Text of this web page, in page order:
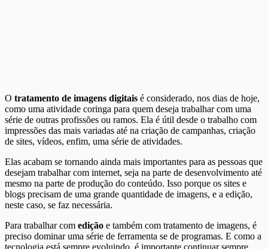
O tratamento de imagens digitais é considerado, nos dias de hoje,
como uma atividade coringa para quem deseja trabalhar com uma
série de outras profissões ou ramos. Ela é útil desde o trabalho com
impressões das mais variadas até na criação de campanhas, criação
de sites, vídeos, enfim, uma série de atividades.
Elas acabam se tornando ainda mais importantes para as pessoas que
desejam trabalhar com internet, seja na parte de desenvolvimento até
mesmo na parte de produção do conteúdo. Isso porque os sites e
blogs precisam de uma grande quantidade de imagens, e a edição,
neste caso, se faz necessária.
Para trabalhar com edição e também com tratamento de imagens, é
preciso dominar uma série de ferramenta se de programas. E como a
tecnologia está sempre evoluindo, é importante continuar sempre